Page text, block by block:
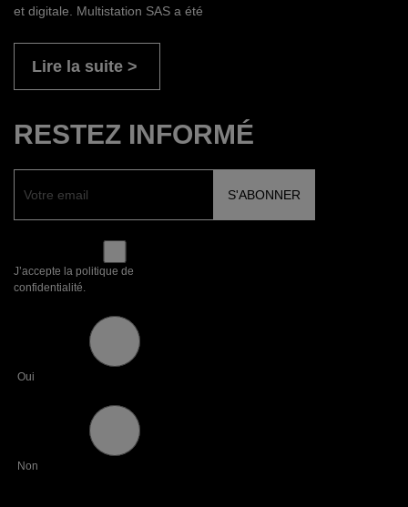
et digitale. Multistation SAS a été
Lire la suite
RESTEZ INFORMÉ
J’accepte la politique de
confidentialité.
Oui
Non